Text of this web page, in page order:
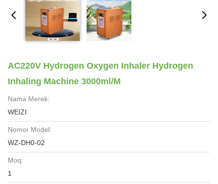
AC220V Hydrogen Oxygen Inhaler Hydrogen
Inhaling Machine 3000ml/M
Nama Merek:
WEIZI
Nomor Model:
WZ-DH0-02
Moq:
1